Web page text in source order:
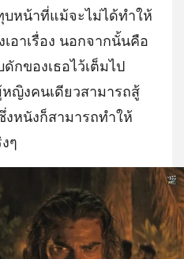
บหน้าที่แม้จะไม่ได้ทำให้
อาเรื่อง นอกจากนั้นคือ
กของเธอไว้เต็มไป
ญิงคนเดียวสามารถสู้
งหนังก็สามารถทำให้
ๆ